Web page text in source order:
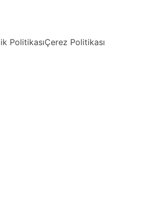
PolitikasıÇerez Politikası